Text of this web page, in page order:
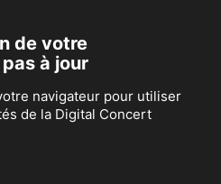
de votre
à jour
navigateur pour utiliser
de la Digital Concert